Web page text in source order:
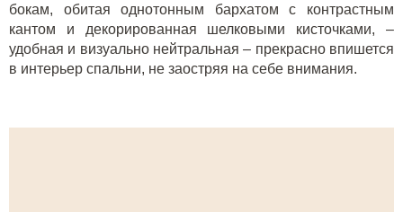
бокам, обитая однотонным бархатом с контрастным
кантом и декорированная шелковыми кисточками, –
удобная и визуально нейтральная – прекрасно впишется
в интерьер спальни, не заостряя на себе внимания.